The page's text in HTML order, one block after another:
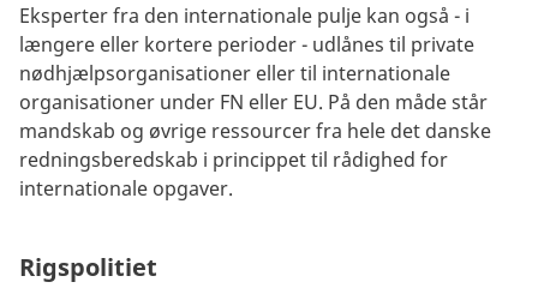
Eksperter fra den internationale pulje kan også - i
længere eller kortere perioder - udlånes til private
nødhjælpsorganisationer eller til internationale
organisationer under FN eller EU. På den måde står
mandskab og øvrige ressourcer fra hele det danske
redningsberedskab i princippet til rådighed for
internationale opgaver.
Rigspolitiet